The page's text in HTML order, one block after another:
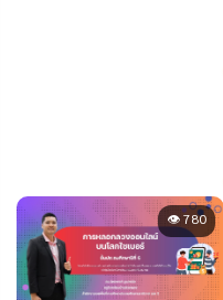
👁 780